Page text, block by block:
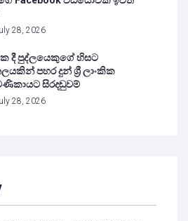
28, 2026
දී පුද්ලයෙකුගේ හිසට
පහර දුන් ශ්‍රී ලාංකික
සිරදඬුවම්
28, 2026